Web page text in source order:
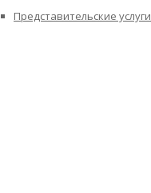
Представительские услуги